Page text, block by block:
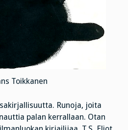
Toikkanen
Runoja, joita
palan kerrallaan. Otan